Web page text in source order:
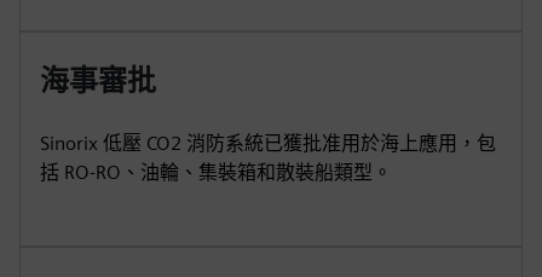
海事審批
Sinorix 低壓 CO2 消防系統已獲批准用於海上應用，包
括 RO-RO、油輪、集裝箱和散裝船類型。